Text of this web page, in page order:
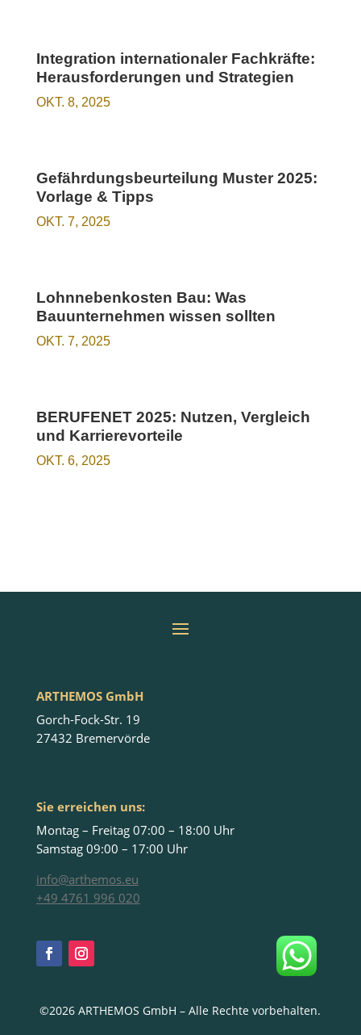
Integration internationaler Fachkräfte:
Herausforderungen und Strategien
OKT. 8, 2025
Gefährdungsbeurteilung Muster 2025:
Vorlage & Tipps
OKT. 7, 2025
Lohnnebenkosten Bau: Was
Bauunternehmen wissen sollten
OKT. 7, 2025
BERUFENET 2025: Nutzen, Vergleich
und Karrierevorteile
OKT. 6, 2025
ARTHEMOS GmbH
Gorch-Fock-Str. 19
27432 Bremervörde
Sie erreichen uns:
Montag – Freitag 07:00 – 18:00 Uhr
Samstag 09:00 – 17:00 Uhr
info@arthemos.eu
+49 4761 996 020
©2026 ARTHEMOS GmbH – Alle Rechte vorbehalten.